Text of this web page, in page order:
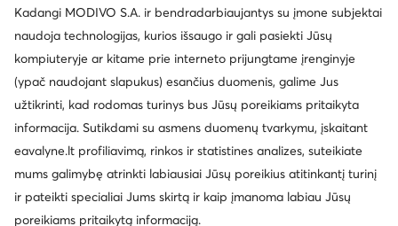
Trending
Kadangi MODIVO S.A. ir bendradarbiaujantys su įmone subjektai
naudoja technologijas, kurios išsaugo ir gali pasiekti Jūsų
kompiuteryje ar kitame prie interneto prijungtame įrenginyje
(ypač naudojant slapukus) esančius duomenis, galime Jus
užtikrinti, kad rodomas turinys bus Jūsų poreikiams pritaikyta
informacija. Sutikdami su asmens duomenų tvarkymu, įskaitant
eavalyne.lt profiliavimą, rinkos ir statistines analizes, suteikiate
mums galimybę atrinkti labiausiai Jūsų poreikius atitinkantį turinį
ir pateikti specialiai Jums skirtą ir kaip įmanoma labiau Jūsų
poreikiams pritaikytą informaciją.